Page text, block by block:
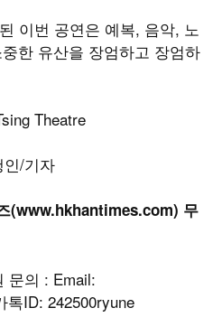
이번 공연은 예복, 음악, 노
한 유산을 장엄하고 장엄하
Theatre
/기자
(www.hkhantimes.com) 무
문의 : Email:
ID: 242500ryune